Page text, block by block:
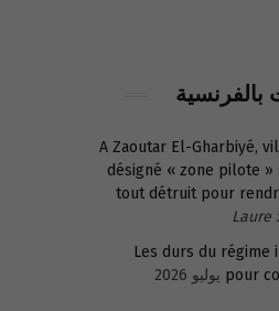
بالفرنسية
A Zaoutar El-Gharbiyé,
désigné « zone pilote
tout détruit pour
Laure
Les durs du
pour